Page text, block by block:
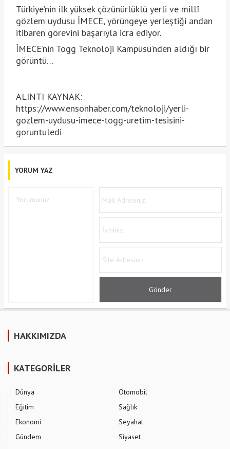
Türkiye’nin ilk yüksek çözünürlüklü yerli ve millî
gözlem uydusu İMECE, yörüngeye yerleştiği andan
itibaren görevini başarıyla icra ediyor.
İMECE’nin Togg Teknoloji Kampüsü’nden aldığı bir
görüntü…
ALINTI KAYNAK:
https://www.ensonhaber.com/teknoloji/yerli-
gozlem-uydusu-imece-togg-uretim-tesisini-
goruntuledi
YORUM YAZ
HAKKIMIZDA
KATEGORİLER
Dünya
Eğitim
Ekonomi
Gündem
Otomobil
Sağlık
Seyahat
Siyaset